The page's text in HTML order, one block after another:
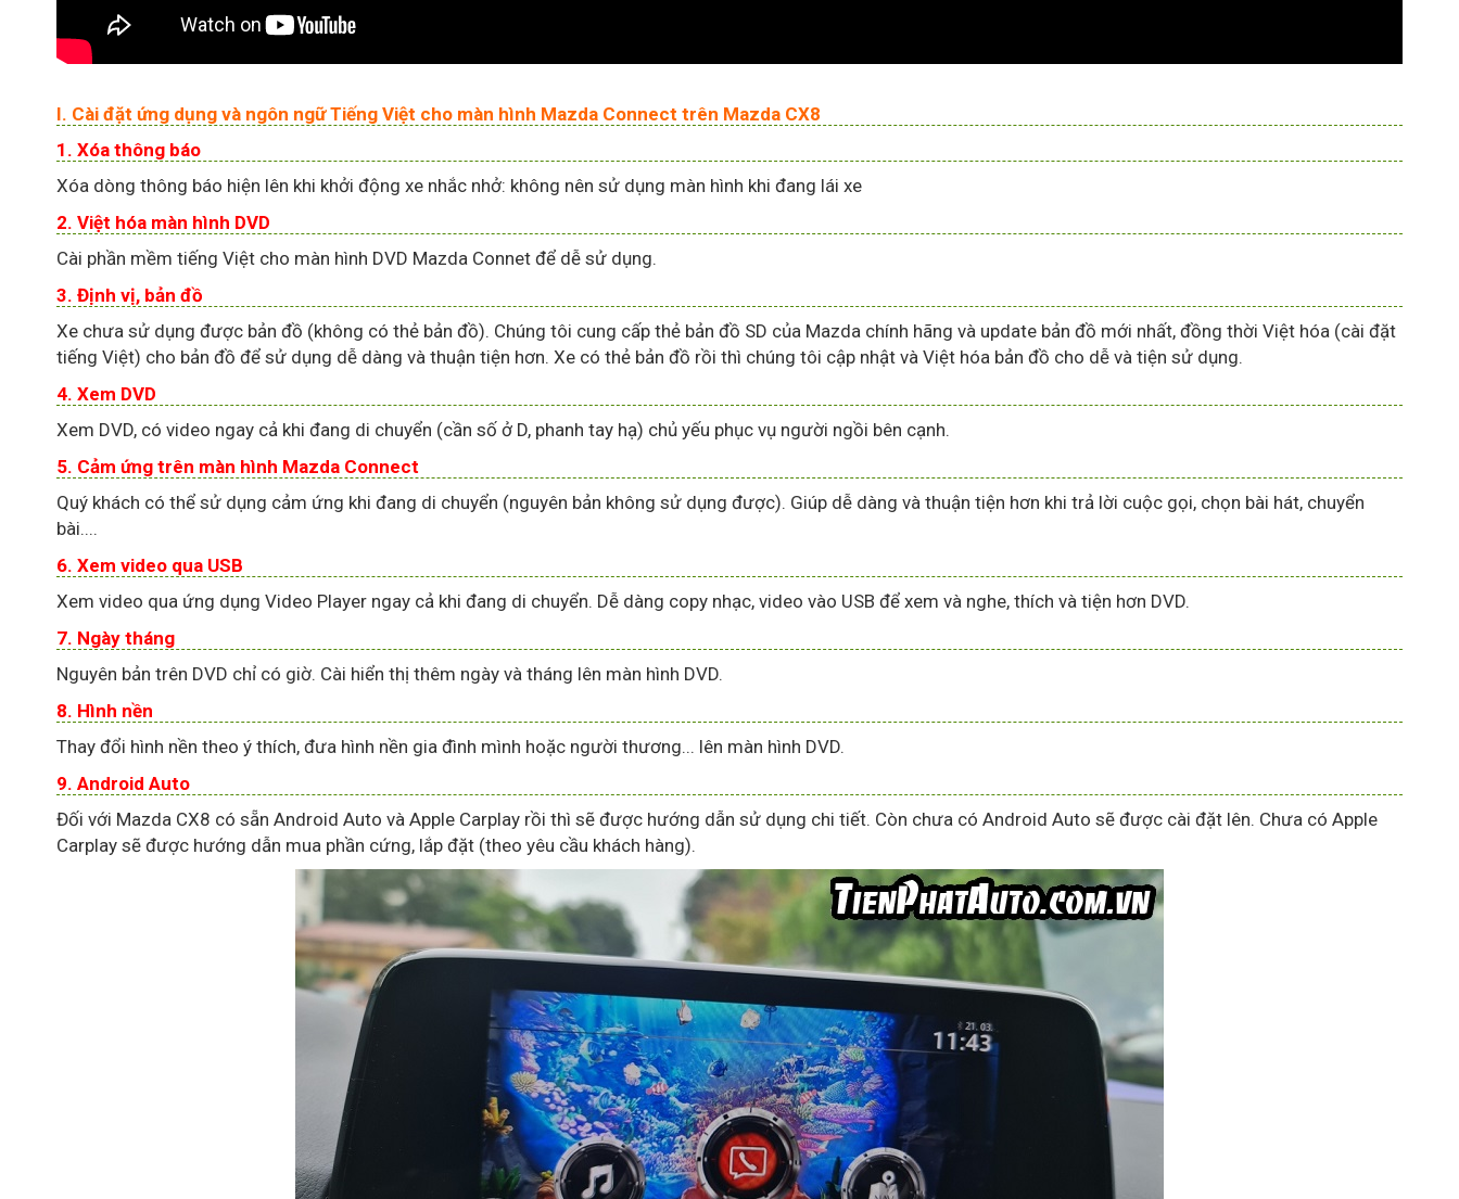
I. Cài đặt ứng dụng và ngôn ngữ Tiếng Việt cho màn hình Mazda Connect trên Mazda CX8
1. Xóa thông báo
Xóa dòng thông báo hiện lên khi khởi động xe nhắc nhở: không nên sử dụng màn hình khi đang lái xe
2. Việt hóa màn hình DVD
Cài phần mềm tiếng Việt cho màn hình DVD Mazda Connet để dễ sử dụng.
3. Định vị, bản đồ
Xe chưa sử dụng được bản đồ (không có thẻ bản đồ). Chúng tôi cung cấp thẻ bản đồ SD của Mazda chính hãng và update bản đồ mới nhất, đồng thời Việt hóa (cài đặt
tiếng Việt) cho bản đồ để sử dụng dễ dàng và thuận tiện hơn. Xe có thẻ bản đồ rồi thì chúng tôi cập nhật và Việt hóa bản đồ cho dễ và tiện sử dụng.
4. Xem DVD
Xem DVD, có video ngay cả khi đang di chuyển (cần số ở D, phanh tay hạ) chủ yếu phục vụ người ngồi bên cạnh.
5. Cảm ứng trên màn hình Mazda Connect
Quý khách có thể sử dụng cảm ứng khi đang di chuyển (nguyên bản không sử dụng được). Giúp dễ dàng và thuận tiện hơn khi trả lời cuộc gọi, chọn bài hát, chuyển
bài....
6. Xem video qua USB
Xem video qua ứng dụng Video Player ngay cả khi đang di chuyển. Dễ dàng copy nhạc, video vào USB để xem và nghe, thích và tiện hơn DVD.
7. Ngày tháng
Nguyên bản trên DVD chỉ có giờ. Cài hiển thị thêm ngày và tháng lên màn hình DVD.
8. Hình nền
Thay đổi hình nền theo ý thích, đưa hình nền gia đình mình hoặc người thương... lên màn hình DVD.
9. Android Auto
Đối với Mazda CX8 có sẵn Android Auto và Apple Carplay rồi thì sẽ được hướng dẫn sử dụng chi tiết. Còn chưa có Android Auto sẽ được cài đặt lên. Chưa có Apple
Carplay sẽ được hướng dẫn mua phần cứng, lắp đặt (theo yêu cầu khách hàng).